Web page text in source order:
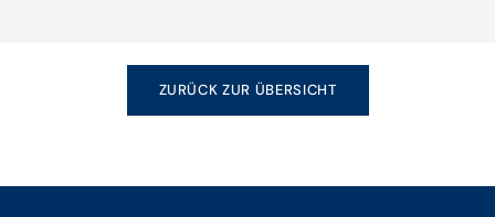
werden; eine gute Vorbereitung und viel Zeit sind
ZURÜCK ZUR ÜBERSICHT